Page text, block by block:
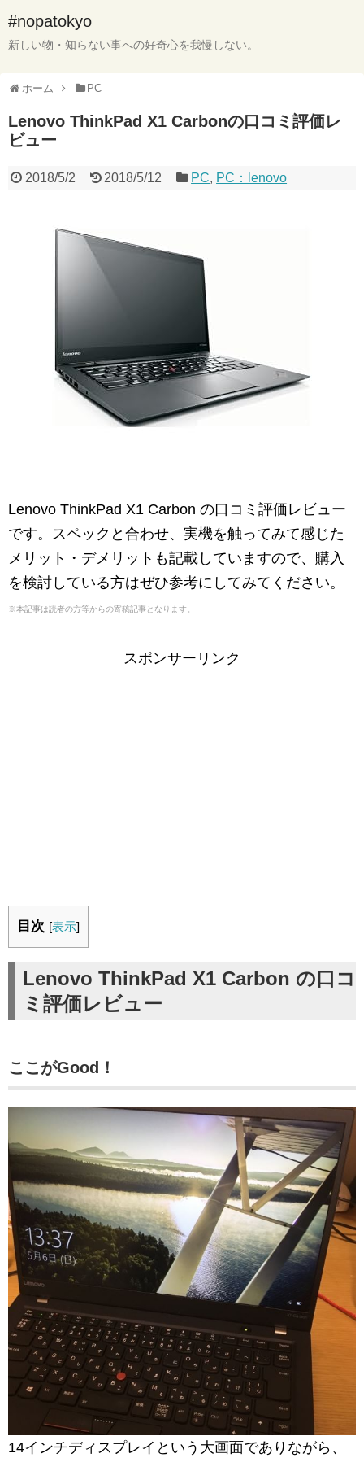
#nopatokyo
新しい物・知らない事への好奇心を我慢しない。
ホーム PC
Lenovo ThinkPad X1 Carbonの口コミ評価レ
ビュー
2018/5/2 2018/5/12 PC, PC：lenovo
Lenovo ThinkPad X1 Carbon の口コミ評価レビュー
です。スペックと合わせ、実機を触ってみて感じた
メリット・デメリットも記載していますので、購入
を検討している方はぜひ参考にしてみてください。
※本記事は読者の方等からの寄稿記事となります。
スポンサーリンク
目次 [表示]
Lenovo ThinkPad X1 Carbon の口コ
ミ評価レビュー
ここがGood！
14インチディスプレイという大画面でありながら、